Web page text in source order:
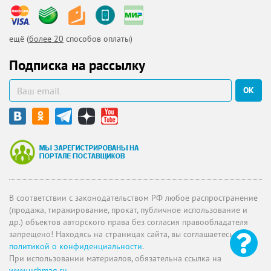
ещё (более 20 способов оплаты)
Подписка на рассылку
ОК
В соответствии с законодательством РФ любое распространение
(продажа, тиражирование, прокат, публичное использование и
др.) объектов авторского права без согласия правообладателя
запрещено! Находясь на страницах сайта, вы соглашаетесь с
политикой о конфиденциальности.
При использовании материалов, обязательна ссылка на